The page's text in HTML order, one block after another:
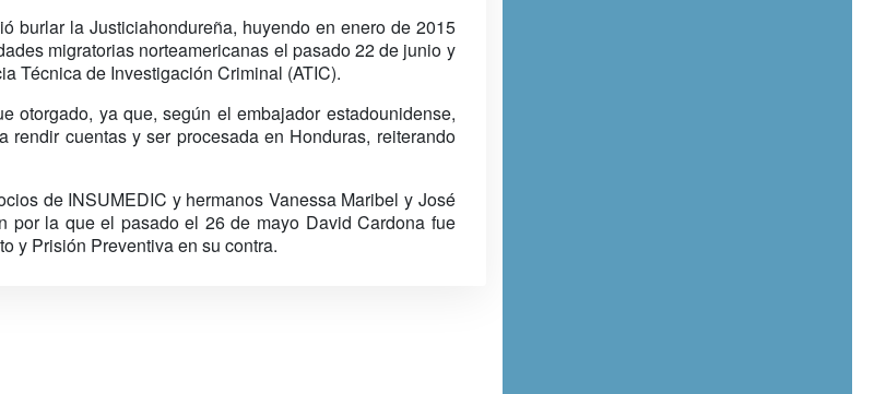
burlar la Justiciahondureña, huyendo en enero de 2015
migratorias norteamericanas el pasado 22 de junio y
Técnica de Investigación Criminal (ATIC).
ya que, según el embajador estadounidense,
cuentas y ser procesada en Honduras, reiterando
de INSUMEDIC y hermanos Vanessa Maribel y José
por la que el pasado el 26 de mayo David Cardona fue
y Prisión Preventiva en su contra.